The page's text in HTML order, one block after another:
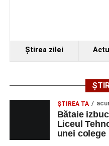
Ştirea zilei
ŞTIREA TA
Bătaie
Liceul
unei colege